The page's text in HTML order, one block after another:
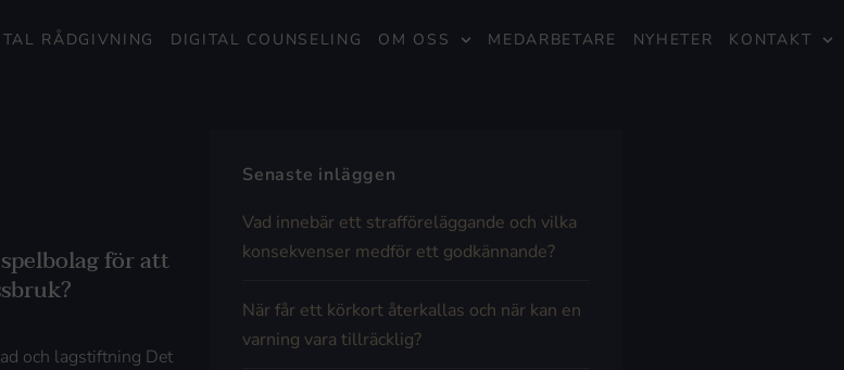
RÅDGIVNING DIGITAL COUNSELING OM OSS MEDARBETARE NYHETER KONTAKT
för att
och lagstiftning Det
Senaste inläggen
Vad innebär ett strafföreläggande och vilka
konsekvenser medför ett godkännande?
När får ett körkort återkallas och när kan en
varning vara tillräcklig?